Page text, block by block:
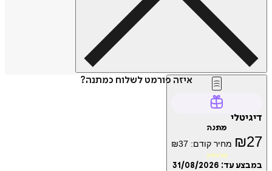
איזה פורמט לשלוח כמתנה?
דיגיטלי
מתנה
₪27 מחיר קודם: ₪37
מועדון
במבצע עד: 31/08/2026